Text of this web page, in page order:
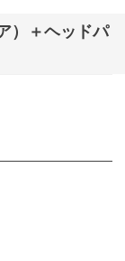
）＋ヘッドパ